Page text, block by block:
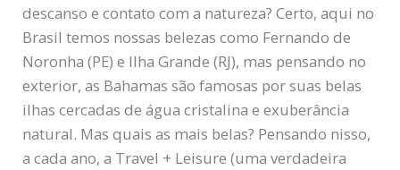
descanso e contato com a natureza? Certo, aqui no
Brasil temos nossas belezas como Fernando de
Noronha (PE) e Ilha Grande (RJ), mas pensando no
exterior, as Bahamas são famosas por suas belas
ilhas cercadas de água cristalina e exuberância
natural. Mas quais as mais belas? Pensando nisso,
a cada ano, a Travel + Leisure (uma verdadeira